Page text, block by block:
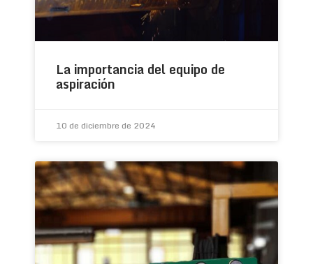
La importancia del equipo de
aspiración
10 de diciembre de 2024